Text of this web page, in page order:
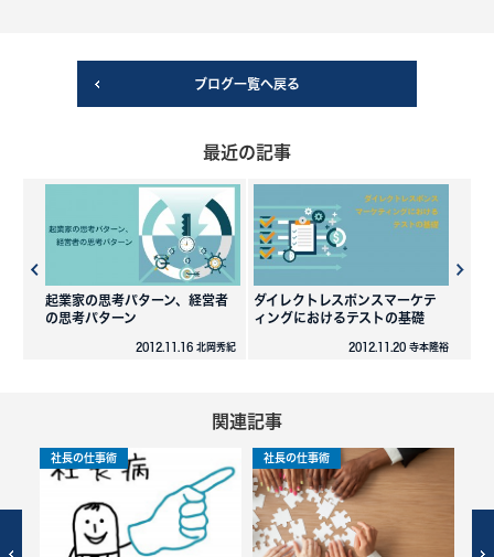
ブログ一覧へ戻る
最近の記事
起業家の思考パターン、経営者
の思考パターン
2012.11.16 北岡秀紀
ダイレクトレスポンスマーケテ
ィングにおけるテストの基礎
2012.11.20 寺本隆裕
関連記事
社長の仕事術 社長の仕事術